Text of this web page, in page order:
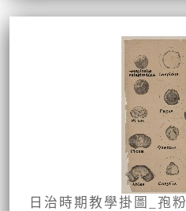
日治時期教學掛圖_孢粉